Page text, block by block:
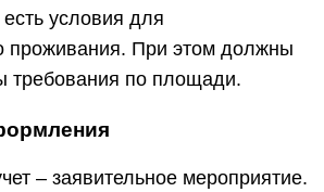
условия для
проживания. При этом должны
требования по площади.
– заявительное мероприятие.